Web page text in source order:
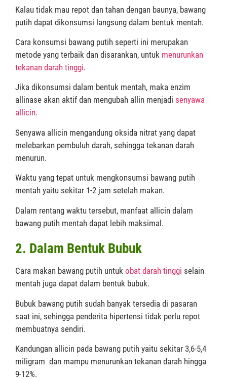
Kalau tidak mau repot dan tahan dengan baunya, bawang
putih dapat dikonsumsi langsung dalam bentuk mentah.
Cara konsumsi bawang putih seperti ini merupakan
metode yang terbaik dan disarankan, untuk menurunkan
tekanan darah tinggi.
Jika dikonsumsi dalam bentuk mentah, maka enzim
allinase akan aktif dan mengubah allin menjadi senyawa
allicin.
Senyawa allicin mengandung oksida nitrat yang dapat
melebarkan pembuluh darah, sehingga tekanan darah
menurun.
Waktu yang tepat untuk mengkonsumsi bawang putih
mentah yaitu sekitar 1-2 jam setelah makan.
Dalam rentang waktu tersebut, manfaat allicin dalam
bawang putih mentah dapat lebih maksimal.
2. Dalam Bentuk Bubuk
Cara makan bawang putih untuk obat darah tinggi selain
mentah juga dapat dalam bentuk bubuk.
Bubuk bawang putih sudah banyak tersedia di pasaran
saat ini, sehingga penderita hipertensi tidak perlu repot
membuatnya sendiri.
Kandungan allicin pada bawang putih yaitu sekitar 3,6-5,4
miligram dan mampu menurunkan tekanan darah hingga
9-12%.